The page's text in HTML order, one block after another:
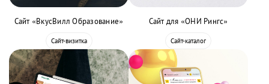
Сайт «ВкусВилл Образование»
Сайт-визитка
Сайт для «ОНИ Рингс»
Сайт-каталог